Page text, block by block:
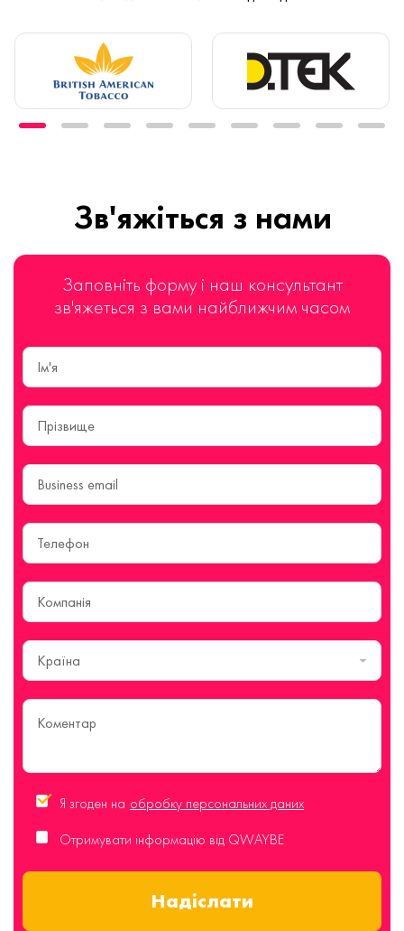
Зв'яжіться з нами
Заповніть форму і наш консультант
зв'яжеться з вами найближчим часом
Країна
Я згоден на обробку персональних даних
Отримувати інформацію від QWAYBE
Надіслати